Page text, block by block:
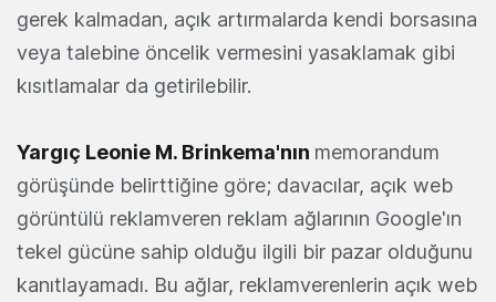
gerek kalmadan, açık artırmalarda kendi borsasına
veya talebine öncelik vermesini yasaklamak gibi
kısıtlamalar da getirilebilir.
Yargıç Leonie M. Brinkema'nın memorandum
görüşünde belirttiğine göre; davacılar, açık web
görüntülü reklamveren reklam ağlarının Google'ın
tekel gücüne sahip olduğu ilgili bir pazar olduğunu
kanıtlayamadı. Bu ağlar, reklamverenlerin açık web